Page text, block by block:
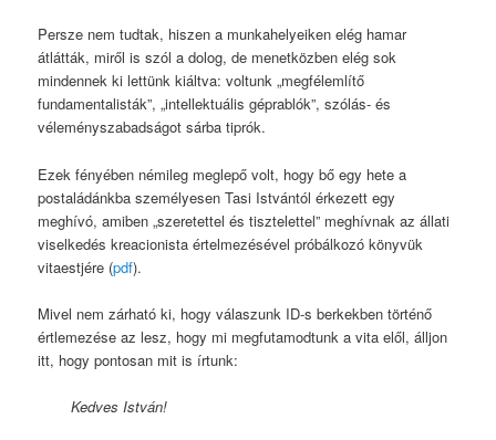
Persze nem tudtak, hiszen a munkahelyeiken elég hamar
átlátták, miről is szól a dolog, de menetközben elég sok
mindennek ki lettünk kiáltva: voltunk „megfélemlítő
fundamentalisták”, „intellektuális géprablók”, szólás- és
véleményszabadságot sárba tiprók.
Ezek fényében némileg meglepő volt, hogy bő egy hete a
postaládánkba személyesen Tasi Istvántól érkezett egy
meghívó, amiben „szeretettel és tisztelettel” meghívnak az állati
viselkedés kreacionista értelmezésével próbálkozó könyvük
vitaestjére (pdf).
Mivel nem zárható ki, hogy válaszunk ID-s berkekben történő
értlemezése az lesz, hogy mi megfutamodtunk a vita elől, álljon
itt, hogy pontosan mit is írtunk:
Kedves István!